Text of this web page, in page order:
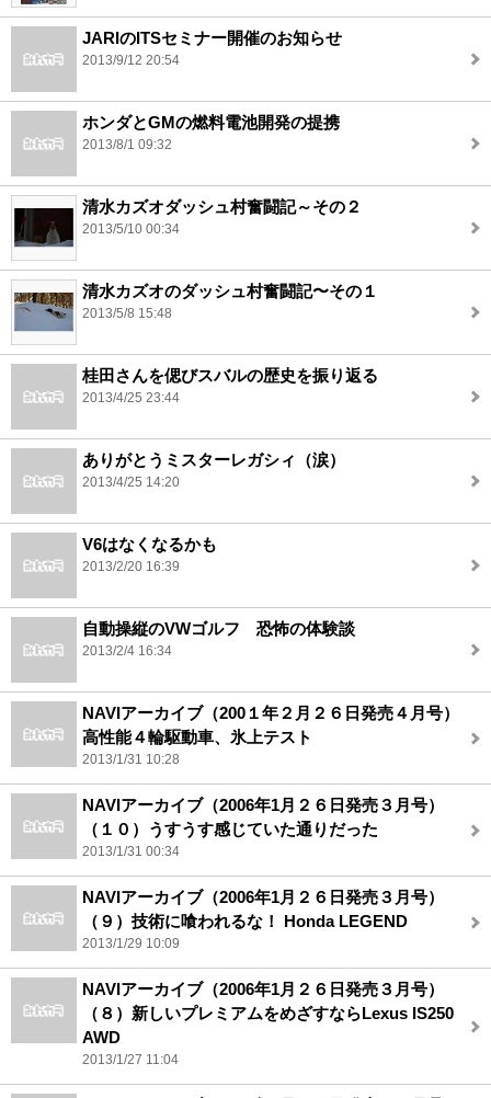
JARIのITSセミナー開催のお知らせ
2013/9/12 20:54
ホンダとGMの燃料電池開発の提携
2013/8/1 09:32
清水カズオダッシュ村奮闘記～その２
2013/5/10 00:34
清水カズオのダッシュ村奮闘記〜その１
2013/5/8 15:48
桂田さんを偲びスバルの歴史を振り返る
2013/4/25 23:44
ありがとうミスターレガシィ（涙）
2013/4/25 14:20
V6はなくなるかも
2013/2/20 16:39
自動操縦のVWゴルフ 恐怖の体験談
2013/2/4 16:34
NAVIアーカイブ（200１年２月２６日発売４月号）
高性能４輪駆動車、氷上テスト
2013/1/31 10:28
NAVIアーカイブ（2006年1月２６日発売３月号）
（１０）うすうす感じていた通りだった
2013/1/31 00:34
NAVIアーカイブ（2006年1月２６日発売３月号）
（９）技術に喰われるな！ Honda LEGEND
2013/1/29 10:09
NAVIアーカイブ（2006年1月２６日発売３月号）
（８）新しいプレミアムをめざすならLexus IS250
AWD
2013/1/27 11:04